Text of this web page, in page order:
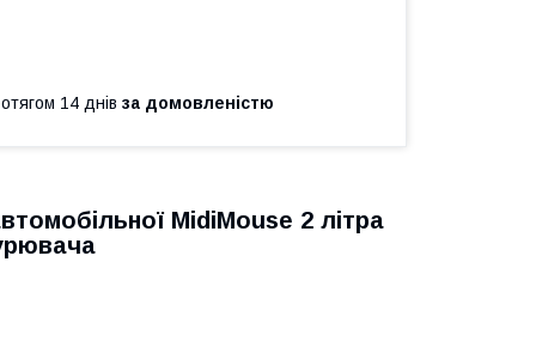
14 днів за домовленістю
MidiMouse 2 літра